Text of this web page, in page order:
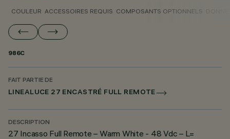
COULEUR ACCESSOIRES REQUIS COMPOSANTS OPTIONNELS
986C
FAIT PARTIE DE
LINEALUCE 27 ENCASTRÉ FULL REMOTE
DESCRIPTION
27 Incasso Full Remote – Warm White - 48 Vdc – L=